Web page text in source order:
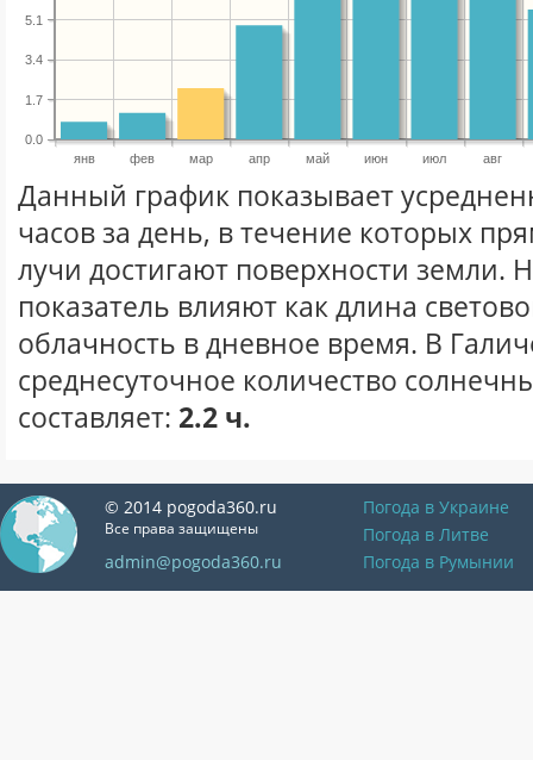
янв фев мар апр май июн июл авг
0.0
1.7
3.4
5.1
Данный график показывает
часов за день, в течение которых
лучи достигают поверхности земли.
показатель влияют как длина
облачность в дневное время. В
среднесуточное количество
составляет: 2.2 ч.
© 2014 pogoda360.ru
Все права защищены
admin@pogoda360.ru
Погода в Украине
Погода в Литве
Погода в Румынии